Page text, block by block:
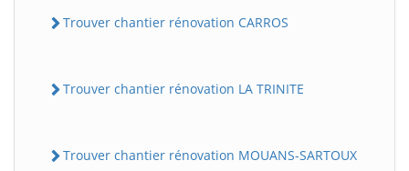
Trouver chantier rénovation CARROS
Trouver chantier rénovation LA TRINITE
Trouver chantier rénovation MOUANS-SARTOUX